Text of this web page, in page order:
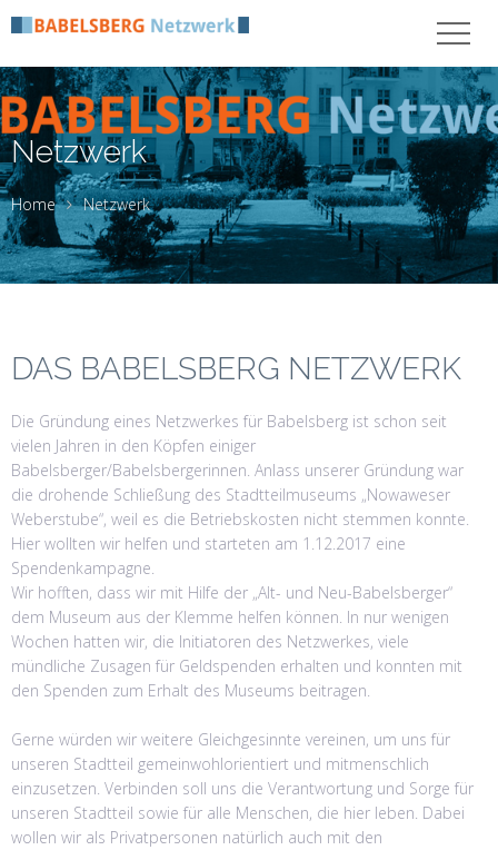
Netzwerk
Home Netzwerk
DAS BABELSBERG NETZWERK
Die Gründung eines Netzwerkes für Babelsberg ist schon seit
vielen Jahren in den Köpfen einiger
Babelsberger/Babelsbergerinnen. Anlass unserer Gründung war
die drohende Schließung des Stadtteilmuseums „Nowaweser
Weberstube“, weil es die Betriebskosten nicht stemmen konnte.
Hier wollten wir helfen und starteten am 1.12.2017 eine
Spendenkampagne.
Wir hofften, dass wir mit Hilfe der „Alt- und Neu-Babelsberger“
dem Museum aus der Klemme helfen können. In nur wenigen
Wochen hatten wir, die Initiatoren des Netzwerkes, viele
mündliche Zusagen für Geldspenden erhalten und konnten mit
den Spenden zum Erhalt des Museums beitragen.
Gerne würden wir weitere Gleichgesinnte vereinen, um uns für
unseren Stadtteil gemeinwohlorientiert und mitmenschlich
einzusetzen. Verbinden soll uns die Verantwortung und Sorge für
unseren Stadtteil sowie für alle Menschen, die hier leben. Dabei
wollen wir als Privatpersonen natürlich auch mit den